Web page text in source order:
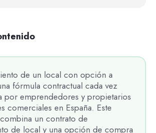
de un local con opción a
fórmula contractual cada vez
por emprendedores y propietarios
comerciales en España. Este
un contrato de
de local y una opción de compra